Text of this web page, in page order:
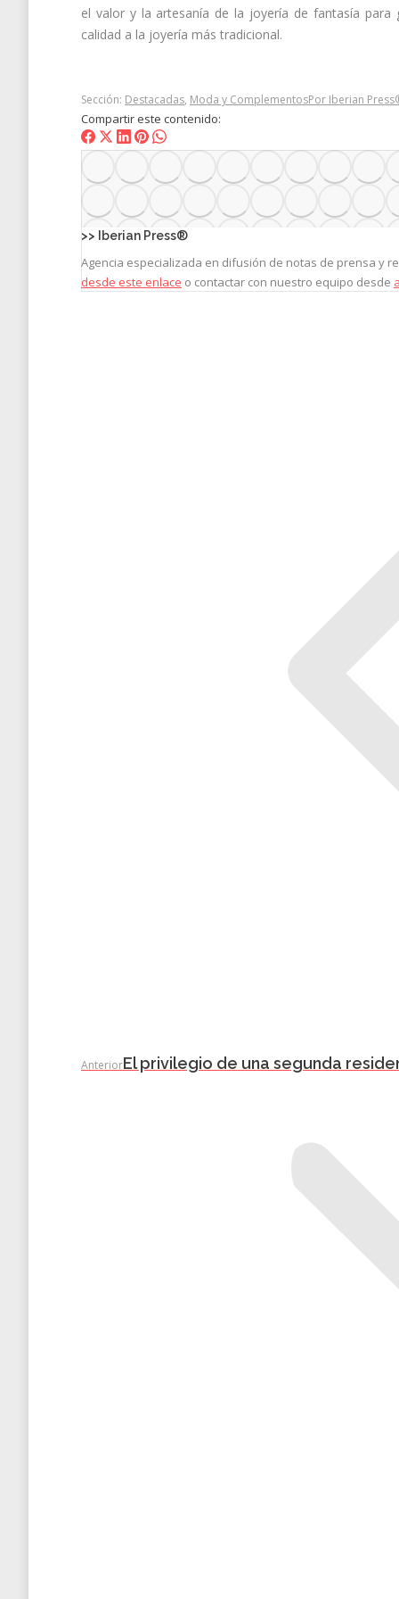
el valor y la artesanía de la joyería de fantasía
calidad a la joyería más tradicional.
Sección: Destacadas, Moda y ComplementosPor Iberian
Compartir este contenido:
Share
Facebook
ShareShare
LinkedIn
Share
Pinterest
Share
WhatsApp
>> Iberian Press®
Agencia especializada en difusión de notas de prensa y
desde este enlace o contactar con nuestro equipo desde
AnteriorEntrada
El privilegio de una segunda